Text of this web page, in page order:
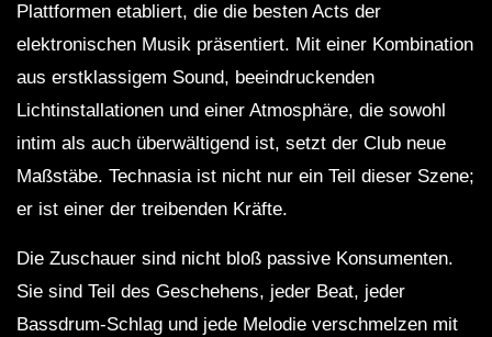
Plattformen etabliert, die die besten Acts der
elektronischen Musik präsentiert. Mit einer Kombination
aus erstklassigem Sound, beeindruckenden
Lichtinstallationen und einer Atmosphäre, die sowohl
intim als auch überwältigend ist, setzt der Club neue
Maßstäbe. Technasia ist nicht nur ein Teil dieser Szene;
er ist einer der treibenden Kräfte.
Die Zuschauer sind nicht bloß passive Konsumenten.
Sie sind Teil des Geschehens, jeder Beat, jeder
Bassdrum-Schlag und jede Melodie verschmelzen mit